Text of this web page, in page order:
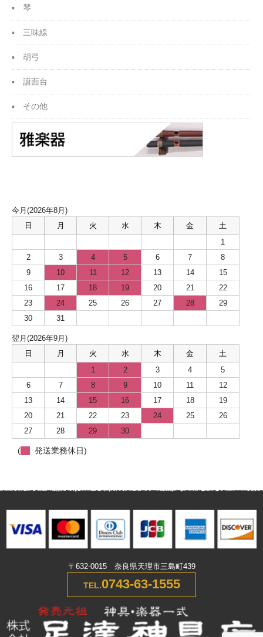
琴
三味線
胡弓
譜面台
その他
今月(2026年8月)
日
月 火 水 木 金
土
1
2
3 4 5 6 7
8
9
10 11 12 13 14
15
16
17 18 19 20 21
22
23
24 25 26 27 28
29
30
31
翌月(2026年9月)
日
月 火 水 木 金
土
1
2 3 4
5
6
7 8 9 10 11
12
13
14 15 16 17 18
19
20
21 22 23 24 25
26
27
28 29 30
( 発送業務休日)
〒632-0015 奈良県天理市三島町439
TEL.0743-63-1555